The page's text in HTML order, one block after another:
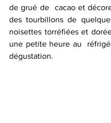
de grué de  cacao et
des tourbillons de
noisettes torréfiées et
une petite heure au
dégustation.